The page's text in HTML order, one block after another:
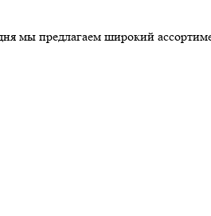
мы предлагаем широкий